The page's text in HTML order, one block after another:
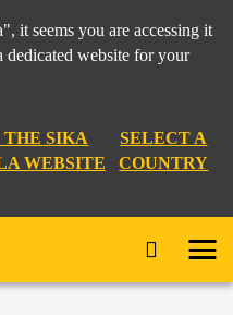
it seems you are accessing it
website for your
THE SIKA
WEBSITE
SELECT A
COUNTRY